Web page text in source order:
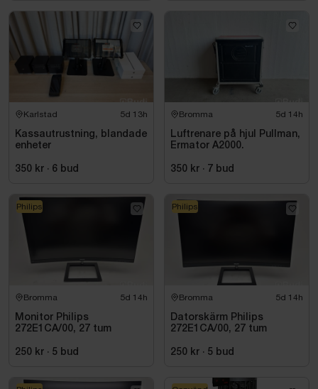
Karlstad 5d 13h
Kassautrustning, blandade
enheter
350 kr · 6 bud
Bromma 5d 14h
Luftrenare på hjul Pullman,
Ermator A2000.
350 kr · 7 bud
Bromma 5d 14h
Monitor Philips
272E1CA/00, 27 tum
250 kr · 5 bud
Philips
Bromma 5d 14h
Datorskärm Philips
272E1CA/00, 27 tum
250 kr · 5 bud
Philips